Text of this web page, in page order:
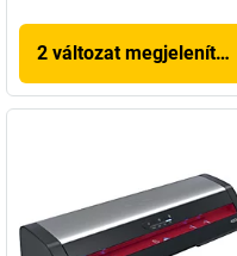
2 változat megjelenítése